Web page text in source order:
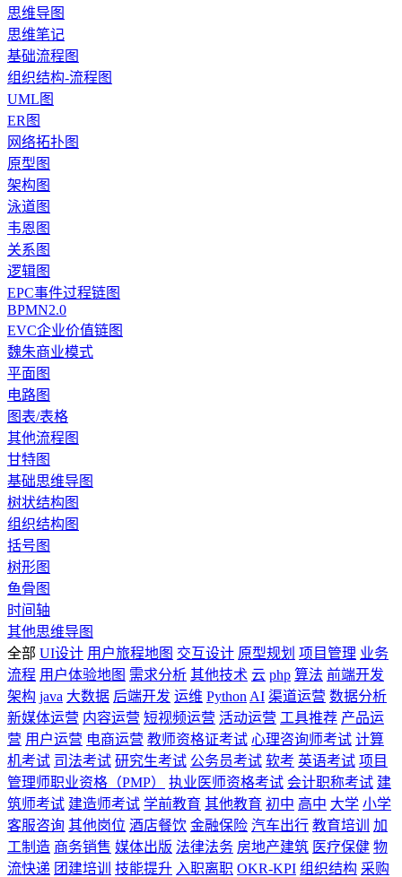
思维导图
思维笔记
基础流程图
组织结构-流程图
UML图
ER图
网络拓扑图
原型图
架构图
泳道图
韦恩图
关系图
逻辑图
EPC事件过程链图
BPMN2.0
EVC企业价值链图
魏朱商业模式
平面图
电路图
图表/表格
其他流程图
甘特图
基础思维导图
树状结构图
组织结构图
括号图
树形图
鱼骨图
时间轴
其他思维导图
全部 UI设计 用户旅程地图 交互设计 原型规划 项目管理 业务
流程 用户体验地图 需求分析 其他技术 云 php 算法 前端开发
架构 java 大数据 后端开发 运维 Python AI 渠道运营 数据分析
新媒体运营 内容运营 短视频运营 活动运营 工具推荐 产品运
营 用户运营 电商运营 教师资格证考试 心理咨询师考试 计算
机考试 司法考试 研究生考试 公务员考试 软考 英语考试 项目
管理师职业资格（PMP）
执业医师资格考试 会计职称考试 建
筑师考试 建造师考试 学前教育 其他教育 初中 高中 大学 小学
客服咨询 其他岗位 酒店餐饮 金融保险 汽车出行 教育培训
加
工制造 商务销售 媒体出版 法律法务 房地产建筑 医疗保健 物
流快递 团建培训 技能提升 入职离职 OKR-KPI 组织结构 采购